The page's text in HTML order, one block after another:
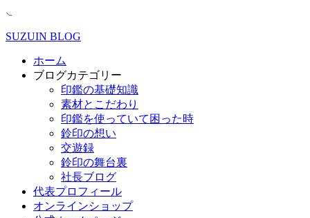
SUZUIN BLOG
ホーム
ブログカテゴリー
印鑑の基礎知識
素材とこだわり
印鑑を使っていて困った時
鈴印の想い
交遊録
鈴印の舞台裏
社長ブログ
代表プロフィール
オンラインショップ